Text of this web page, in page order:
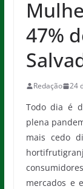
47%
Redação 24
Todo dia é
plena
mais cedo
mercados e